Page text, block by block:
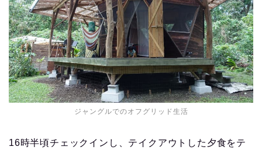
ジャングルでのオフグリッド生活
16時半頃チェックインし、テイクアウトした夕食をテ